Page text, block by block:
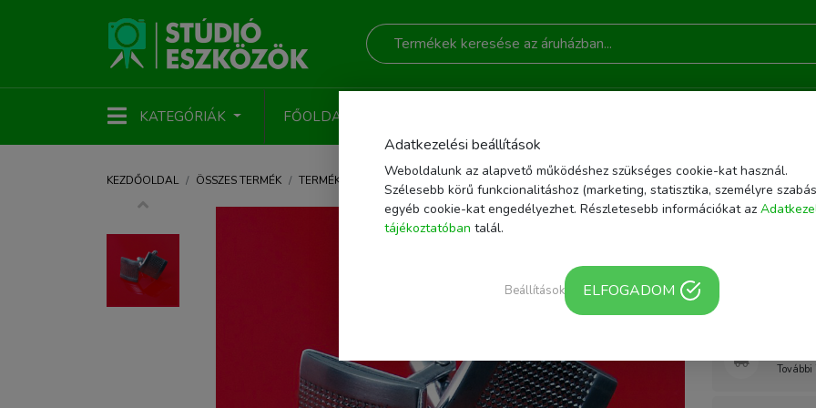
KATEGÓRIÁK FŐOLDAL
KEZDŐOLDAL ÖSSZES TERMÉK TERMÉKFOTÓZÁS AKRIL FOTÓHÁTTÉR TERMÉKFOTÓZÁSHOZ 50X50CM PIROS
| EAN/Vonalkód:
Akril
50x50cm
További
Adatkezelési beállítások
Weboldalunk az alapvető működéshez szükséges cookie-kat használ.
Szélesebb körű funkcionalitáshoz (marketing, statisztika, személyre
egyéb cookie-kat engedélyezhet. Részletesebb információkat az
tájékoztatóban talál.
Beállítások ELFOGADOM